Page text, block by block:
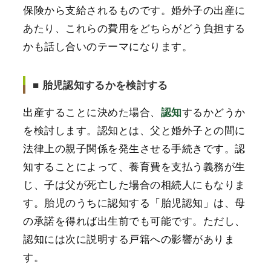
保険から支給されるものです。婚外子の出産に
あたり、これらの費用をどちらがどう負担する
かも話し合いのテーマになります。
■ 胎児認知するかを検討する
出産することに決めた場合、 認知するかどうか
を検討します。認知とは、父と婚外子との間に
法律上の親子関係を発生させる手続きです。認
知することによって、養育費を支払う義務が生
じ、子は父が死亡した場合の相続人にもなりま
す。胎児のうちに認知する「胎児認知」は、母
の承諾を得れば出生前でも可能です。ただし、
認知には次に説明する戸籍への影響がありま
す。